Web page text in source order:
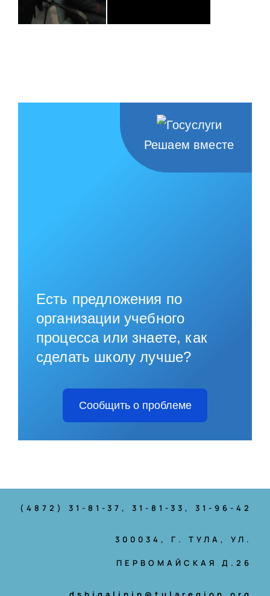
Решаем вместе
Есть предложения по
организации учебного
процесса или знаете, как
сделать школу лучше?
Сообщить о проблеме
(4872) 31-81-37, 31-81-33, 31-96-42
300034, Г. ТУЛА, УЛ.
ПЕРВОМАЙСКАЯ Д.26